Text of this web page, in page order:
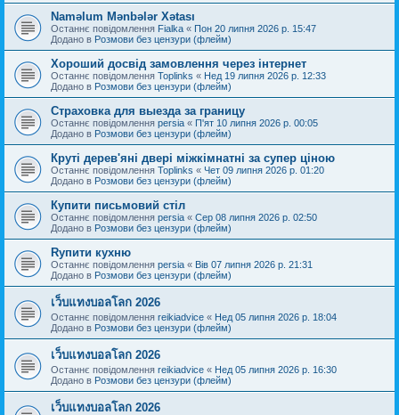
Naməlum Mənbələr Xətası
Останнє повідомлення Fialka « Пон 20 липня 2026 р. 15:47
Додано в Розмови без цензури (флейм)
Хороший досвід замовлення через інтернет
Останнє повідомлення Toplinks « Нед 19 липня 2026 р. 12:33
Додано в Розмови без цензури (флейм)
Страховка для выезда за границу
Останнє повідомлення persia « П'ят 10 липня 2026 р. 00:05
Додано в Розмови без цензури (флейм)
Круті дерев'яні двері міжкімнатні за супер ціною
Останнє повідомлення Toplinks « Чет 09 липня 2026 р. 01:20
Додано в Розмови без цензури (флейм)
Купити письмовий стіл
Останнє повідомлення persia « Сер 08 липня 2026 р. 02:50
Додано в Розмови без цензури (флейм)
Rупити кухню
Останнє повідомлення persia « Вів 07 липня 2026 р. 21:31
Додано в Розмови без цензури (флейм)
เว็บแทงบอลโลก 2026
Останнє повідомлення reikiadvice « Нед 05 липня 2026 р. 18:04
Додано в Розмови без цензури (флейм)
เว็บแทงบอลโลก 2026
Останнє повідомлення reikiadvice « Нед 05 липня 2026 р. 16:30
Додано в Розмови без цензури (флейм)
เว็บแทงบอลโลก 2026